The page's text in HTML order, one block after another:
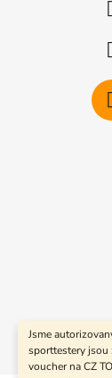
Jsme
sporttestery jsou
voucher na CZ